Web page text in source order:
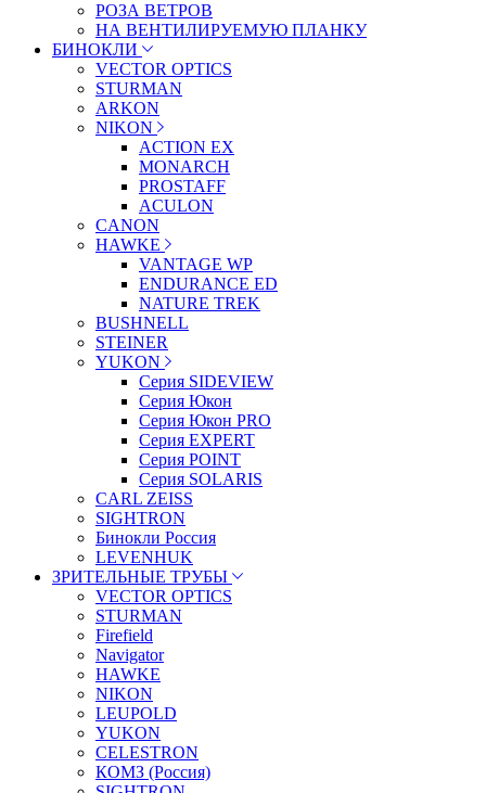
РОЗА ВЕТРОВ
НА ВЕНТИЛИРУЕМУЮ ПЛАНКУ
БИНОКЛИ
VECTOR OPTICS
STURMAN
ARKON
NIKON
ACTION EX
MONARCH
PROSTAFF
ACULON
CANON
HAWKE
VANTAGE WP
ENDURANCE ED
NATURE TREK
BUSHNELL
STEINER
YUKON
Серия SIDEVIEW
Серия Юкон
Серия Юкон PRO
Серия EXPERT
Серия POINT
Серия SOLARIS
CARL ZEISS
SIGHTRON
Бинокли Россия
LEVENHUK
ЗРИТЕЛЬНЫЕ ТРУБЫ
VECTOR OPTICS
STURMAN
Firefield
Navigator
HAWKE
NIKON
LEUPOLD
YUKON
CELESTRON
КОМЗ (Россия)